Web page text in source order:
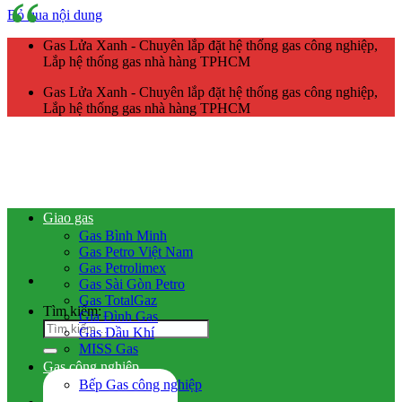
Bỏ qua nội dung
Gas Lửa Xanh - Chuyên lắp đặt hệ thống gas công nghiệp,
Lắp hệ thống gas nhà hàng TPHCM
Gas Lửa Xanh - Chuyên lắp đặt hệ thống gas công nghiệp,
Lắp hệ thống gas nhà hàng TPHCM
Tìm kiếm:
Giao gas
Gas Bình Minh
Gas Petro Việt Nam
Gas Petrolimex
Gas Sài Gòn Petro
Gas TotalGaz
Gia Đình Gas
Gas Dầu Khí
MISS Gas
Gas công nghiệp
Bếp Gas công nghiệp